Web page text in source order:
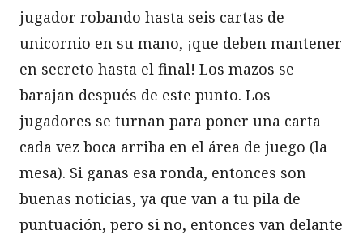
jugador robando hasta seis cartas de
unicornio en su mano, ¡que deben mantener
en secreto hasta el final! Los mazos se
barajan después de este punto. Los
jugadores se turnan para poner una carta
cada vez boca arriba en el área de juego (la
mesa). Si ganas esa ronda, entonces son
buenas noticias, ya que van a tu pila de
puntuación, pero si no, entonces van delante